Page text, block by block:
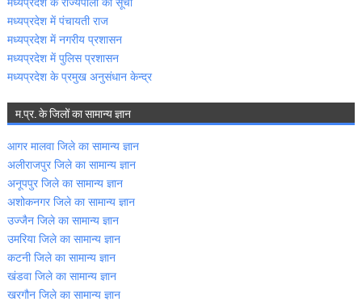
मध्‍यप्रदेश में पंचायती राज
मध्‍यप्रदेश में नगरीय प्रशासन
मध्‍यप्रदेश में पुलिस प्रशासन
मध्‍यप्रदेश के प्रमुख अनुसंधान केन्‍द्र
म.प्र. के जिलों का सामान्‍य ज्ञान
आगर मालवा जिले का सामान्‍य ज्ञान
अलीराजपुर जिले का सामान्‍य ज्ञान
अनूपपुर जिले का सामान्‍य ज्ञान
अशोकनगर जिले का सामान्‍य ज्ञान
उज्‍जैन जिले का सामान्‍य ज्ञान
उमरिया जिले का सामान्‍य ज्ञान
कटनी जिले का सामान्‍य ज्ञान
खंडवा जिले का सामान्‍य ज्ञान
खरगौन जिले का सामान्‍य ज्ञान